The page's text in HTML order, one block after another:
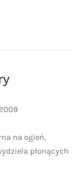
na ogień,
płonących